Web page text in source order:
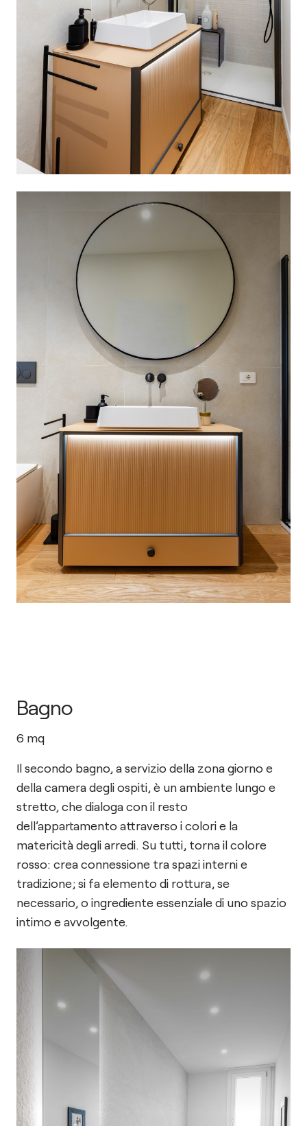
Bagno
6 mq
Il secondo bagno, a servizio della zona giorno e
della camera degli ospiti, è un ambiente lungo e
stretto, che dialoga con il resto
dell’appartamento attraverso i colori e la
matericità degli arredi. Su tutti, torna il colore
rosso: crea connessione tra spazi interni e
tradizione; si fa elemento di rottura, se
necessario, o ingrediente essenziale di uno spazio
intimo e avvolgente.